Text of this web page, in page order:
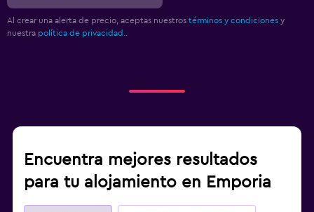
Al crear una alerta de precio, aceptas nuestros términos y condiciones y
nuestra política de privacidad.
Encuentra mejores resultados
para tu alojamiento en Emporia